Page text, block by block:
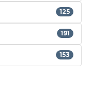
125
191
153